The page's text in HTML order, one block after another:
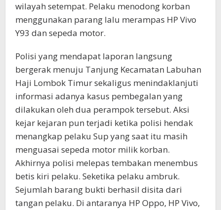
wilayah setempat. Pelaku menodong korban
menggunakan parang lalu merampas HP Vivo
Y93 dan sepeda motor.
Polisi yang mendapat laporan langsung
bergerak menuju Tanjung Kecamatan Labuhan
Haji Lombok Timur sekaligus menindaklanjuti
informasi adanya kasus pembegalan yang
dilakukan oleh dua perampok tersebut. Aksi
kejar kejaran pun terjadi ketika polisi hendak
menangkap pelaku Sup yang saat itu masih
menguasai sepeda motor milik korban.
Akhirnya polisi melepas tembakan menembus
betis kiri pelaku. Seketika pelaku ambruk.
Sejumlah barang bukti berhasil disita dari
tangan pelaku. Di antaranya HP Oppo, HP Vivo,